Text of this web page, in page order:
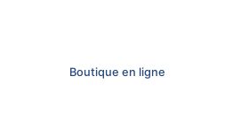
Boutique en ligne